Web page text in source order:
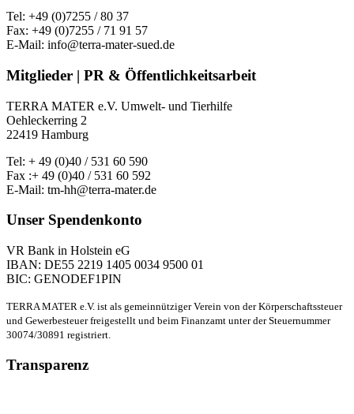
Tel: +49 (0)7255 / 80 37
Fax: +49 (0)7255 / 71 91 57
E-Mail: info@terra-mater-sued.de
Mitglieder | PR & Öffentlichkeitsarbeit
TERRA MATER e.V. Umwelt- und Tierhilfe
Oehleckerring 2
22419 Hamburg
Tel: + 49 (0)40 / 531 60 590
Fax :+ 49 (0)40 / 531 60 592
E-Mail: tm-hh@terra-mater.de
Unser Spendenkonto
VR Bank in Holstein eG
IBAN: DE55 2219 1405 0034 9500 01
BIC: GENODEF1PIN
TERRA MATER e.V. ist als gemeinnütziger Verein von der Körperschaftssteuer
und Gewerbesteuer freigestellt und beim Finanzamt unter der Steuernummer
30074/30891 registriert.
Transparenz